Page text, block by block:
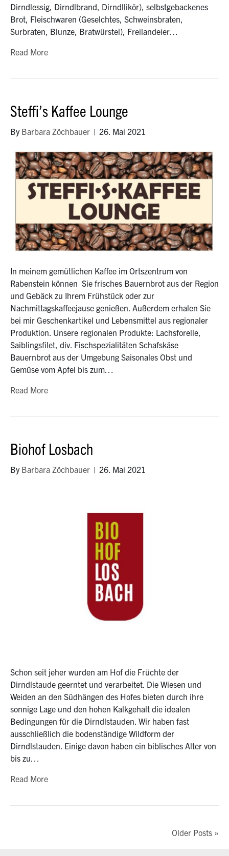
Dirndlessig, Dirndlbrand, Dirndllikör), selbstgebackenes
Brot, Fleischwaren (Geselchtes, Schweinsbraten,
Surbraten, Blunze, Bratwürstel), Freilandeier…
Read More
Steffi’s Kaffee Lounge
By Barbara Zöchbauer | 26. Mai 2021
In meinem gemütlichen Kaffee im Ortszentrum von
Rabenstein können Sie frisches Bauernbrot aus der Region
und Gebäck zu Ihrem Frühstück oder zur
Nachmittagskaffeejause genießen. Außerdem erhalen Sie
bei mir Geschenkartikel und Lebensmittel aus regionaler
Produktion. Unsere regionalen Produkte: Lachsforelle,
Saiblingsfilet, div. Fischspezialitäten Schafskäse
Bauernbrot aus der Umgebung Saisonales Obst und
Gemüse vom Apfel bis zum…
Read More
Biohof Losbach
By Barbara Zöchbauer | 26. Mai 2021
Schon seit jeher wurden am Hof die Früchte der
Dirndlstaude geerntet und verarbeitet. Die Wiesen und
Weiden an den Südhängen des Hofes bieten durch ihre
sonnige Lage und den hohen Kalkgehalt die idealen
Bedingungen für die Dirndlstauden. Wir haben fast
ausschließlich die bodenständige Wildform der
Dirndlstauden. Einige davon haben ein biblisches Alter von
bis zu…
Read More
Older Posts »